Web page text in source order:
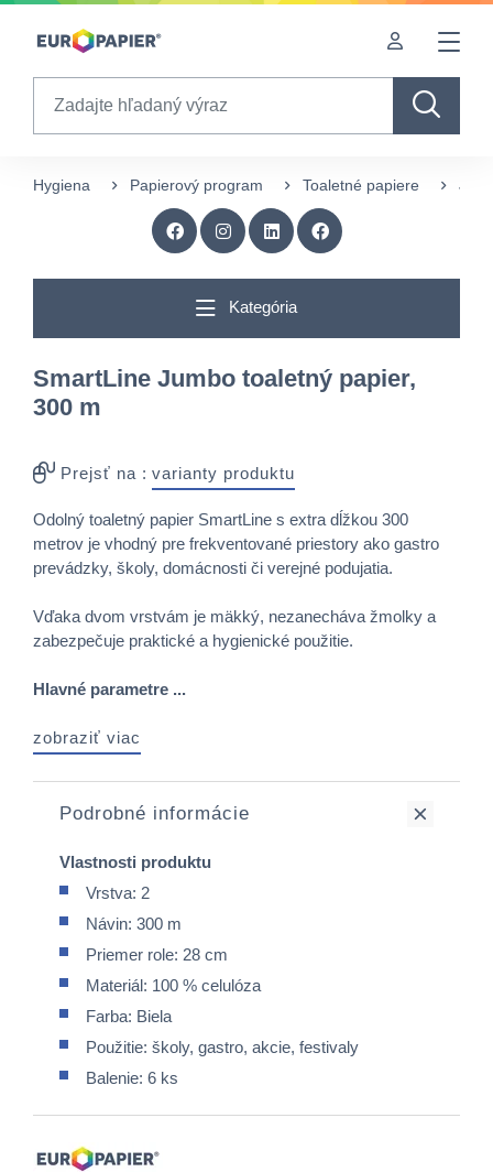
Table Of Content
Doplnkové produkty
Zaujímavé produkty pre Vás
Hygiena Papierový program Toaletné papiere
Kategória
SmartLine Jumbo toaletný papier,
300 m
Prejsť na : varianty produktu
Odolný toaletný papier SmartLine s extra dĺžkou 300
metrov je vhodný pre frekventované priestory ako gastro
prevádzky, školy, domácnosti či verejné podujatia.
Vďaka dvom vrstvám je mäkký, nezanecháva žmolky a
zabezpečuje praktické a hygienické použitie.
Hlavné parametre ...
zobraziť viac
Podrobné informácie
Vlastnosti produktu
Vrstva: 2
Návin: 300 m
Priemer role: 28 cm
Materiál: 100 % celulóza
Farba: Biela
Použitie: školy, gastro, akcie, festivaly
Balenie: 6 ks